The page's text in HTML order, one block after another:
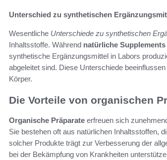
Unterschied zu synthetischen
Wesentliche Unterschiede zu synthetischen
Inhaltsstoffe. Während natürliche Supplements
synthetische Ergänzungsmittel in Labors
abgeleitet sind. Diese Unterschiede
Körper.
Die Vorteile von organischen
Organische Präparate erfreuen sich
Sie bestehen oft aus natürlichen Inhaltsstoffen,
solcher Produkte trägt zur Verbesserung der
bei der Bekämpfung von Krankheiten